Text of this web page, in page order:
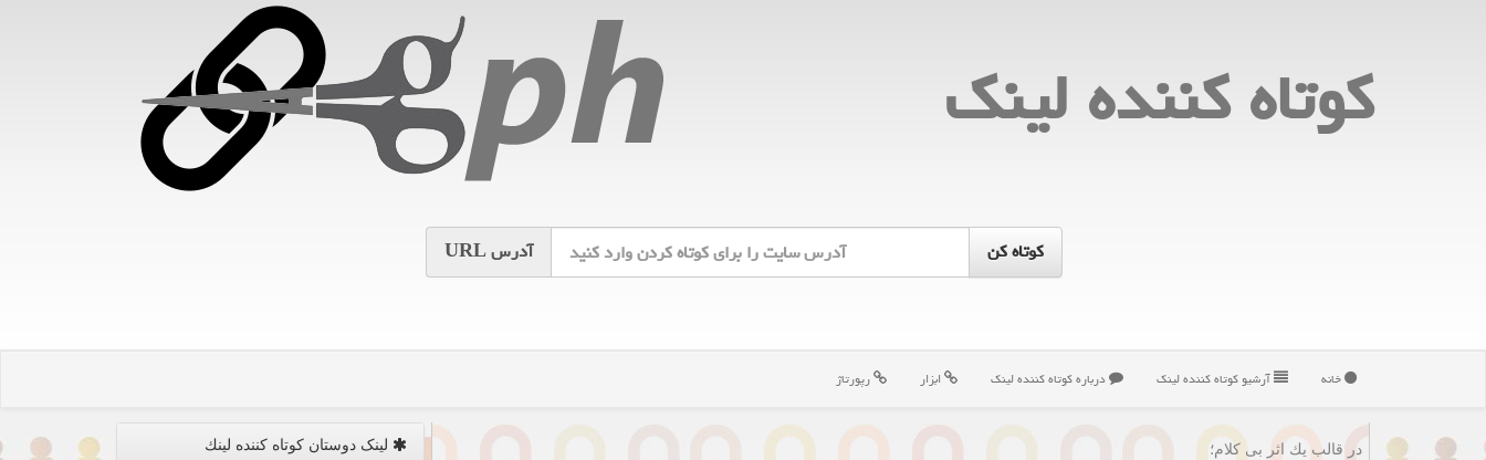
كوتاه كننده لینك
آدرسURL
خانه آرشیو كوتاه كننده لینك درباره كوتاه كننده لینك ابزار رپورتاژ
در قالب یك اثر بی كلام؛ لینک دوستان كوتاه كننده لینك